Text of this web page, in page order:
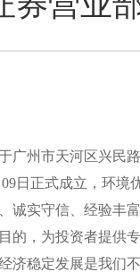
广州市天河区兴民
日正式成立，环
诚实守信、经验丰
的，为投资者提供
济稳定发展是我们